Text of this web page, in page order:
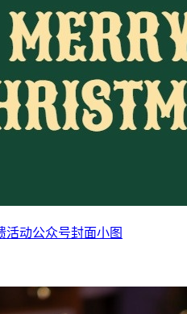
活动公众号封面小图